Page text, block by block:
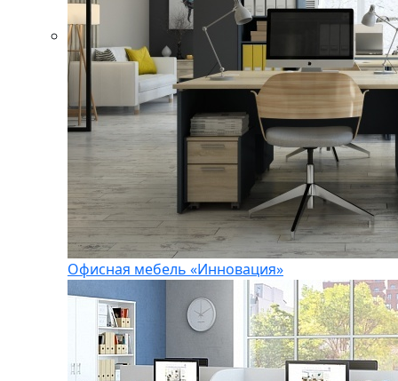
Офисная мебель «Инновация»